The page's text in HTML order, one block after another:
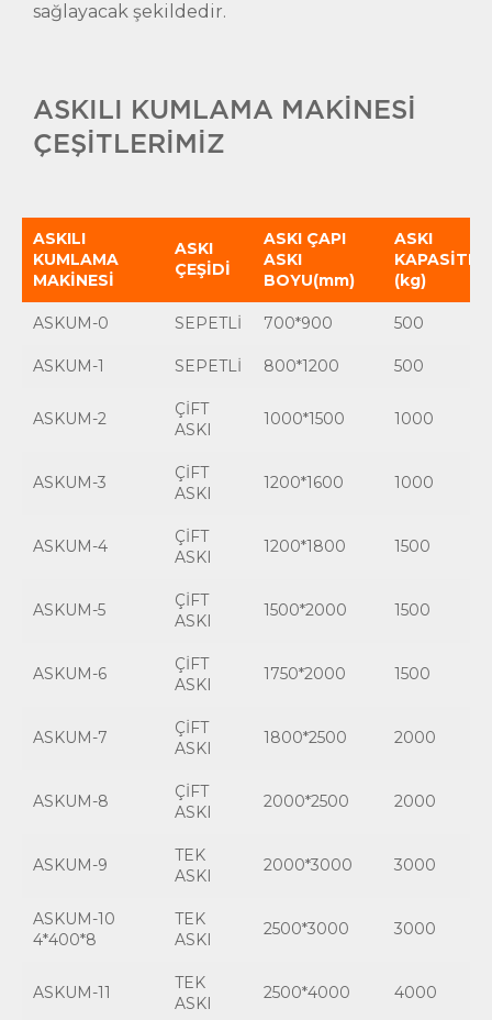
sağlayacak şekildedir.
ASKILI KUMLAMA MAKİNESİ
ÇEŞİTLERİMİZ
ASKILI
KUMLAMA
MAKİNESİ
ASKI
ÇEŞİDİ
ASKI ÇAPI
ASKI
BOYU(mm)
ASKI
(kg)
ASKUM-0 SEPETLİ 700*900 500
ASKUM-1 SEPETLİ 800*1200 500
ASKUM-2
ÇİFT
ASKI
1000*1500 1000
ASKUM-3
ÇİFT
ASKI
1200*1600 1000
ASKUM-4
ÇİFT
ASKI
1200*1800 1500
ASKUM-5
ÇİFT
ASKI
1500*2000 1500
ASKUM-6
ÇİFT
ASKI
1750*2000 1500
ASKUM-7
ÇİFT
ASKI
1800*2500 2000
ASKUM-8
ÇİFT
ASKI
2000*2500 2000
ASKUM-9
TEK
ASKI
2000*3000 3000
ASKUM-10
4*400*8
TEK
ASKI
2500*3000 3000
ASKUM-11
TEK
ASKI
2500*4000 4000